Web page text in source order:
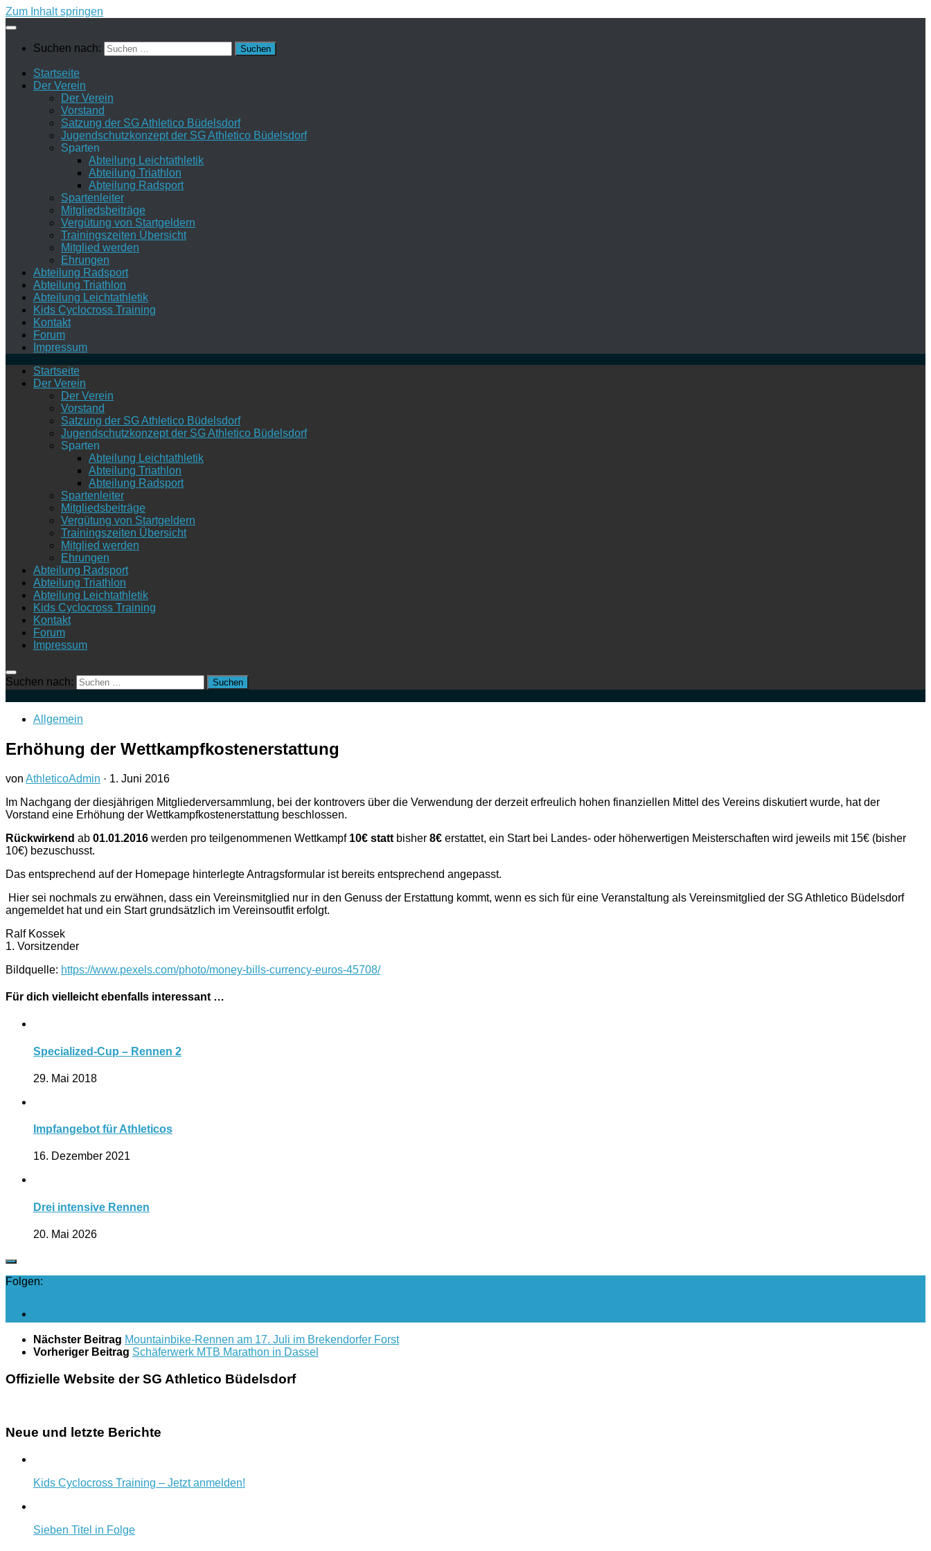
Zum Inhalt springen
Suchen nach:
Startseite
Der Verein
Der Verein
Vorstand
Satzung der SG Athletico Büdelsdorf
Jugendschutzkonzept der SG Athletico Büdelsdorf
Sparten
Abteilung Leichtathletik
Abteilung Triathlon
Abteilung Radsport
Spartenleiter
Mitgliedsbeiträge
Vergütung von Startgeldern
Trainingszeiten Übersicht
Mitglied werden
Ehrungen
Abteilung Radsport
Abteilung Triathlon
Abteilung Leichtathletik
Kids Cyclocross Training
Kontakt
Forum
Impressum
Startseite
Der Verein
Der Verein
Vorstand
Satzung der SG Athletico Büdelsdorf
Jugendschutzkonzept der SG Athletico Büdelsdorf
Sparten
Abteilung Leichtathletik
Abteilung Triathlon
Abteilung Radsport
Spartenleiter
Mitgliedsbeiträge
Vergütung von Startgeldern
Trainingszeiten Übersicht
Mitglied werden
Ehrungen
Abteilung Radsport
Abteilung Triathlon
Abteilung Leichtathletik
Kids Cyclocross Training
Kontakt
Forum
Impressum
Suchen nach:
Allgemein
Erhöhung der Wettkampfkostenerstattung
von AthleticoAdmin · 1. Juni 2016
Im Nachgang der diesjährigen Mitgliederversammlung, bei der kontrovers über die Verwendung der derzeit erfreulich hohen finanziellen Mittel des Vereins diskutiert wurde, hat der
Vorstand eine Erhöhung der Wettkampfkostenerstattung beschlossen.
Rückwirkend ab 01.01.2016 werden pro teilgenommenen Wettkampf 10€ statt bisher 8€ erstattet, ein Start bei Landes- oder höherwertigen Meisterschaften wird jeweils mit 15€ (bisher
10€) bezuschusst.
Das entsprechend auf der Homepage hinterlegte Antragsformular ist bereits entsprechend angepasst.
Hier sei nochmals zu erwähnen, dass ein Vereinsmitglied nur in den Genuss der Erstattung kommt, wenn es sich für eine Veranstaltung als Vereinsmitglied der SG Athletico Büdelsdorf
angemeldet hat und ein Start grundsätzlich im Vereinsoutfit erfolgt.
Ralf Kossek
1. Vorsitzender
Bildquelle: https://www.pexels.com/photo/money-bills-currency-euros-45708/
Für dich vielleicht ebenfalls interessant …
Specialized-Cup – Rennen 2
29. Mai 2018
Impfangebot für Athleticos
16. Dezember 2021
Drei intensive Rennen
20. Mai 2026
Folgen:
Nächster Beitrag Mountainbike-Rennen am 17. Juli im Brekendorfer Forst
Vorheriger Beitrag Schäferwerk MTB Marathon in Dassel
Offizielle Website der SG Athletico Büdelsdorf
Neue und letzte Berichte
Kids Cyclocross Training – Jetzt anmelden!
Sieben Titel in Folge